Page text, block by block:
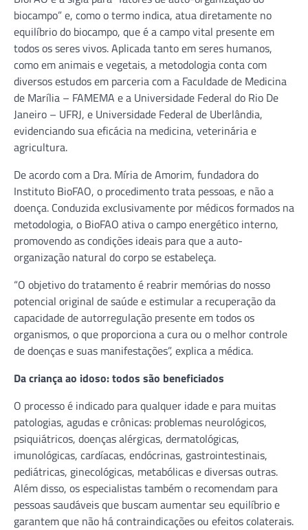
biocampo” e, como o termo indica, atua diretamente no
equilíbrio do biocampo, que é a campo vital presente em
todos os seres vivos. Aplicada tanto em seres humanos,
como em animais e vegetais, a metodologia conta com
diversos estudos em parceria com a Faculdade de Medicina
de Marília – FAMEMA e a Universidade Federal do Rio De
Janeiro – UFRJ, e Universidade Federal de Uberlândia,
evidenciando sua eficácia na medicina, veterinária e
agricultura.
De acordo com a Dra. Míria de Amorim, fundadora do
Instituto BioFAO, o procedimento trata pessoas, e não a
doença. Conduzida exclusivamente por médicos formados na
metodologia, o BioFAO ativa o campo energético interno,
promovendo as condições ideais para que a auto-
organização natural do corpo se estabeleça.
“O objetivo do tratamento é reabrir memórias do nosso
potencial original de saúde e estimular a recuperação da
capacidade de autorregulação presente em todos os
organismos, o que proporciona a cura ou o melhor controle
de doenças e suas manifestações”, explica a médica.
Da criança ao idoso: todos são beneficiados
O processo é indicado para qualquer idade e para muitas
patologias, agudas e crônicas: problemas neurológicos,
psiquiátricos, doenças alérgicas, dermatológicas,
imunológicas, cardíacas, endócrinas, gastrointestinais,
pediátricas, ginecológicas, metabólicas e diversas outras.
Além disso, os especialistas também o recomendam para
pessoas saudáveis que buscam aumentar seu equilíbrio e
garantem que não há contraindicações ou efeitos colaterais.